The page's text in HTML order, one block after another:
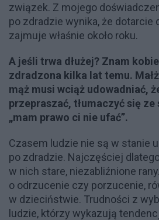
związek. Z mojego
po zdradzie wynika, że dotarcie
zajmuje właśnie około roku.
A jeśli trwa dłużej? Znam
zdradzona kilka lat temu.
mąż musi wciąż udowadniać,
przepraszać, tłumaczyć się ze
„mam prawo ci nie ufać”.
Czasem ludzie nie są w stanie
po zdradzie. Najczęściej
w nich stare, niezabliźnione
o odrzucenie czy porzucenie,
w dzieciństwie. Trudności z
ludzie, którzy wykazują